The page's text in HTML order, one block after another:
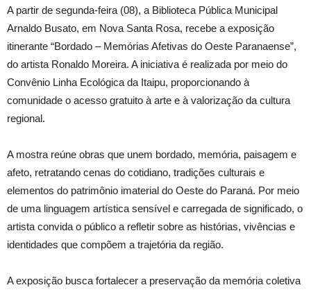
A partir de segunda-feira (08), a Biblioteca Pública Municipal
Arnaldo Busato, em Nova Santa Rosa, recebe a exposição
itinerante “Bordado – Memórias Afetivas do Oeste Paranaense”,
do artista Ronaldo Moreira. A iniciativa é realizada por meio do
Convênio Linha Ecológica da Itaipu, proporcionando à
comunidade o acesso gratuito à arte e à valorização da cultura
regional.
A mostra reúne obras que unem bordado, memória, paisagem e
afeto, retratando cenas do cotidiano, tradições culturais e
elementos do patrimônio imaterial do Oeste do Paraná. Por meio
de uma linguagem artística sensível e carregada de significado, o
artista convida o público a refletir sobre as histórias, vivências e
identidades que compõem a trajetória da região.
A exposição busca fortalecer a preservação da memória coletiva